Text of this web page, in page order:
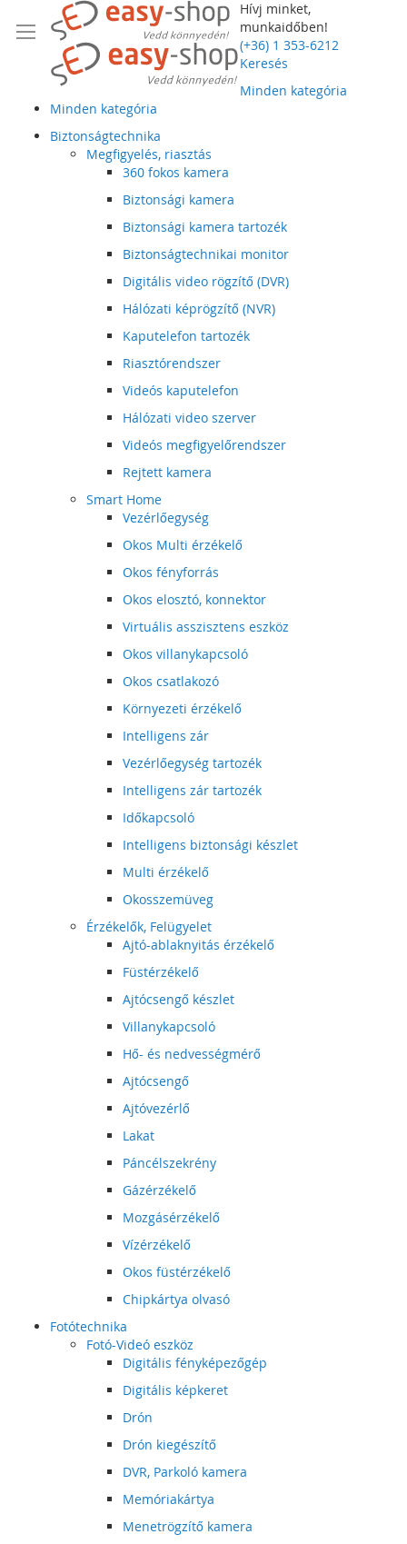
Hívj minket,
munkaidőben!
(+36) 1 353-6212
Keresés
Minden kategória
Minden kategória
Biztonságtechnika
Megfigyelés, riasztás
360 fokos kamera
Biztonsági kamera
Biztonsági kamera tartozék
Biztonságtechnikai monitor
Digitális video rögzítő (DVR)
Hálózati képrögzítő (NVR)
Kaputelefon tartozék
Riasztórendszer
Videós kaputelefon
Hálózati video szerver
Videós megfigyelőrendszer
Rejtett kamera
Smart Home
Vezérlőegység
Okos Multi érzékelő
Okos fényforrás
Okos elosztó, konnektor
Virtuális asszisztens eszköz
Okos villanykapcsoló
Okos csatlakozó
Környezeti érzékelő
Intelligens zár
Vezérlőegység tartozék
Intelligens zár tartozék
Időkapcsoló
Intelligens biztonsági készlet
Multi érzékelő
Okosszemüveg
Érzékelők, Felügyelet
Ajtó-ablaknyitás érzékelő
Füstérzékelő
Ajtócsengő készlet
Villanykapcsoló
Hő- és nedvességmérő
Ajtócsengő
Ajtóvezérlő
Lakat
Páncélszekrény
Gázérzékelő
Mozgásérzékelő
Vízérzékelő
Okos füstérzékelő
Chipkártya olvasó
Fotótechnika
Fotó-Videó eszköz
Digitális fényképezőgép
Digitális képkeret
Drón
Drón kiegészítő
DVR, Parkoló kamera
Memóriakártya
Menetrögzítő kamera